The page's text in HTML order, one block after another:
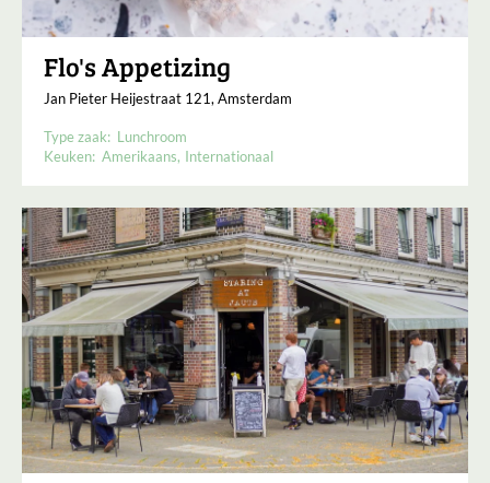
Flo's Appetizing
Jan Pieter Heijestraat 121, Amsterdam
Type zaak: Lunchroom
Keuken: Amerikaans Internationaal